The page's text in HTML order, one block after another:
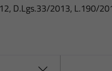
D.Lgs.33/2013, L.190/